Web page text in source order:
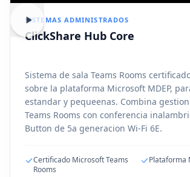
SISTEMAS ADMINISTRADOS
ClickShare Hub Core
Sistema de sala Teams Rooms
sobre la plataforma Microsoft MDEP,
estandar y pequeenas. Combina
Teams Rooms con conferencia
Button de 5a generacion Wi-Fi 6E.
Certificado Microsoft Teams
Rooms
Plataforma